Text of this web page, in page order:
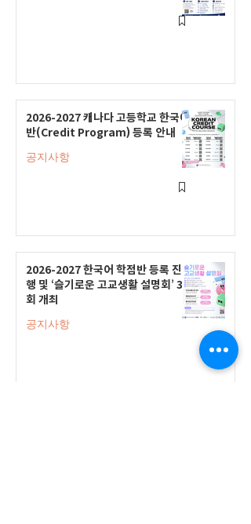
2026-2027 캐나다 고등학교 한국어
반(Credit Program) 등록 안내
공지사항
2026-2027 한국어 학점반 등록 진
행 및 ‘슬기로운 고교생활 설명회’ 3
회 개최
공지사항